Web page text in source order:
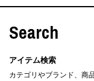
Search
アイテム検索
カテゴリやブランド、商